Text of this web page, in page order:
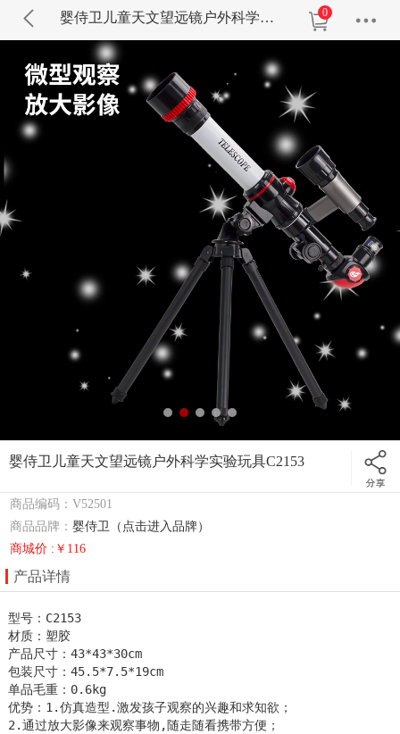
婴侍卫儿童天文望远镜户外科学实验玩具C2153 0
婴侍卫儿童天文望远镜户外科学实验玩具C2153
商品编码：V52501
商品品牌：婴侍卫（点击进入品牌）
商城价 :￥116
产品详情
型号：C2153
材质：塑胶
产品尺寸：43*43*30cm
包装尺寸：45.5*7.5*19cm
单品毛重：0.6kg
优势：1.仿真造型.激发孩子观察的兴趣和求知欲；
2.通过放大影像来观察事物,随走随看携带方便；